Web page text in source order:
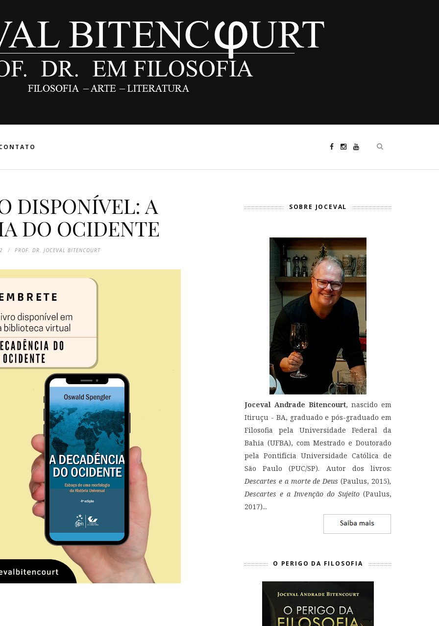
DISPONÍVEL: A
DO OCIDENTE
PROF. DR. JOCEVAL BITENCOURT
SOBRE JOCEVAL
Joceval Andrade Bitencourt, nascido em
Itiruçu - BA, graduado e pós-graduado em
Filosofia pela Universidade Federal da
Bahia (UFBA), com Mestrado e Doutorado
pela Pontifícia Universidade Católica de
São Paulo (PUC/SP). Autor dos livros:
Descartes e a morte de Deus(Paulus, 2015),
Descartes e a Invenção do Sujeito (Paulus,
2017)...
O PERIGO DA FILOSOFIA